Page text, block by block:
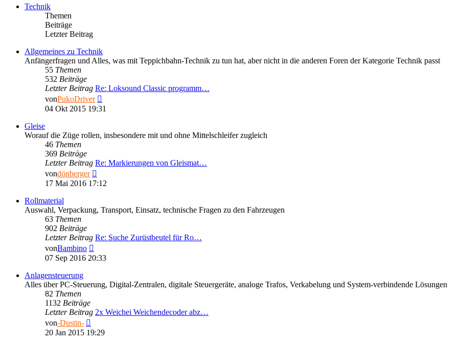
Technik
Themen
Beiträge
Letzter Beitrag
Allgemeines zu Technik
Anfängerfragen und Alles, was mit Teppichbahn-Technik zu tun hat, aber nicht in die anderen Foren der Kategorie Technik passt
55 Themen
532 Beiträge
Letzter Beitrag Re: Loksound Classic programm…
vonPukoDriver
Beitrag
04 Okt 2015 19:31
Gleise
Worauf die Züge rollen, insbesondere mit und ohne Mittelschleifer zugleich
46 Themen
369 Beiträge
Letzter Beitrag Re: Markierungen von Gleismat…
vondönberger
Beitrag
17 Mai 2016 17:12
Rollmaterial
Auswahl, Verpackung, Transport, Einsatz, technische Fragen zu den Fahrzeugen
63 Themen
902 Beiträge
Letzter Beitrag Re: Suche Zurüstbeutel für Ro…
vonBambino
Beitrag
07 Sep 2016 20:33
Anlagensteuerung
Alles über PC-Steuerung, Digital-Zentralen, digitale Steuergeräte, analoge Trafos, Verkabelung und System-verbindende Lösungen
82 Themen
1132 Beiträge
Letzter Beitrag 2x Weichei Weichendecoder abz…
von-Dustin-
Beitrag
20 Jan 2015 19:29